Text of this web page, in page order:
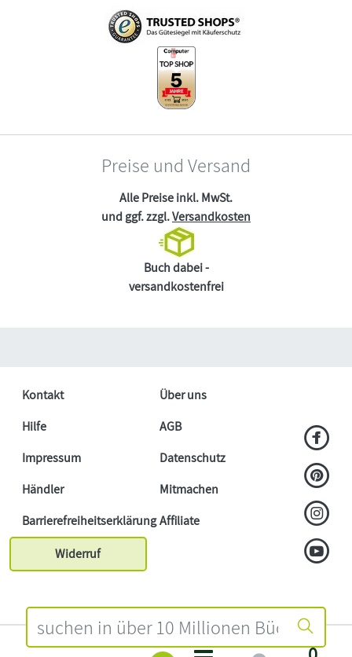
Preise und Versand
Alle Preise inkl. MwSt.
und ggf. zzgl.Versandkosten
Buch dabei -
versandkostenfrei
Kontakt
Über uns
Hilfe
AGB
Impressum
Datenschutz
Händler
Mitmachen
BarrierefreiheitserklärungAffiliate
Widerruf